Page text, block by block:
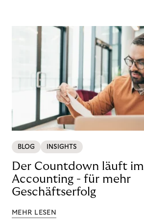
BLOG INSIGHTS
Der Countdown läuft im
Accounting - für mehr
Geschäftserfolg
MEHR LESEN